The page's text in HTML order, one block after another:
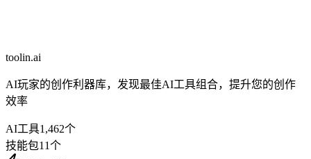
toolin.ai
AI玩家的创作利器库，发现最佳AI工具组合，提升您的创作
效率
AI工具1,462个
技能包11个